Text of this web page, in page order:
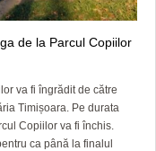
de la Parcul Copiilor
va fi îngrădit de către
Timișoara. Pe durata
Copiilor va fi închis.
ca până la finalul